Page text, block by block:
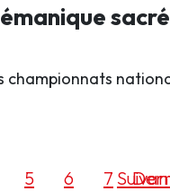
championnats
5 6 7